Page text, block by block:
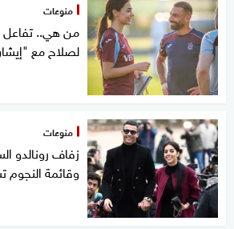
منوعات
من هي.. تفاعل
لصلاح مع
منوعات
زفاف رونالدو
وقائمة النجوم